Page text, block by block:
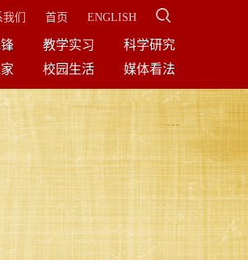
我们 首页 ENGLISH
教学实习
科学研究
校园生活 媒体看法